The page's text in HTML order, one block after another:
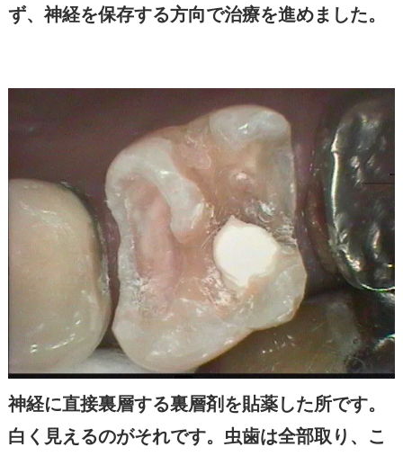
ず、神経を保存する方向で治療を進めました。
神経に直接裏層する裏層剤を貼薬した所です。
白く見えるのがそれです。虫歯は全部取り、こ